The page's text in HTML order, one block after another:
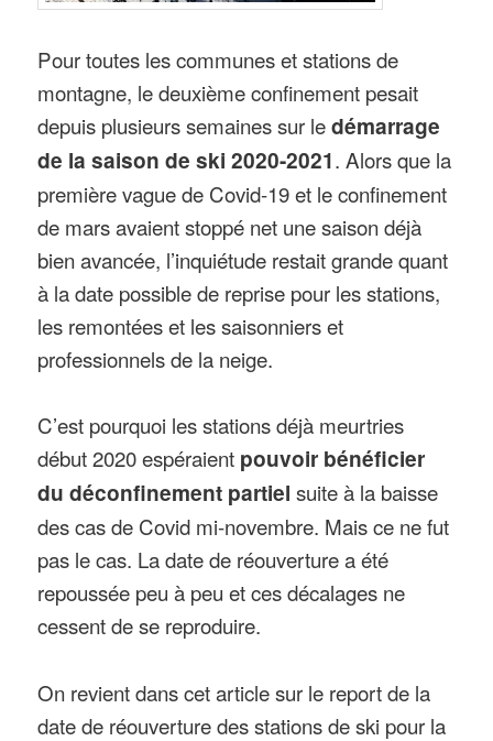
Pour toutes les communes et stations de
montagne, le deuxième confinement pesait
depuis plusieurs semaines sur ledémarrage
de la saison de ski 2020-2021. Alors que la
première vague de Covid-19 et le confinement
de mars avaient stoppé net une saison déjà
bien avancée, l’inquiétude restait grande quant
à la date possible de reprise pour les stations,
les remontées et les saisonniers et
professionnels de la neige.
C’est pourquoi les stations déjà meurtries
début 2020 espéraient pouvoir bénéficier
du déconfinement partiel suite à la baisse
des cas de Covid mi-novembre. Mais ce ne fut
pas le cas. La date de réouverture a été
repoussée peu à peu et ces décalages ne
cessent de se reproduire.
On revient dans cet article sur le report de la
date de réouverture des stations de ski pour la